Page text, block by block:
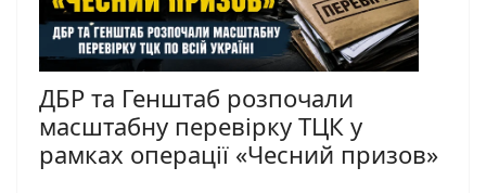
ДБР та Генштаб розпочали
масштабну перевірку ТЦК у
рамках операції «Чесний призов»